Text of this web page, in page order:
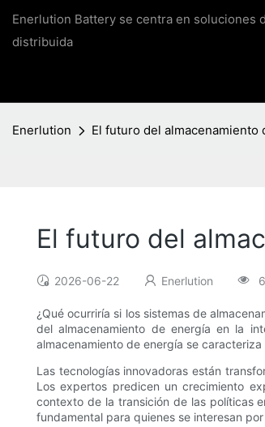
Enerlution Battery se centra en soluciones
distribuida
Enerlution El futuro del
El futuro del
2026-06-22 Enerlution
¿Qué ocurriría si los sistemas de
del almacenamiento de energía en la
almacenamiento de energía se
Las tecnologías innovadoras están
Los expertos predicen un crecimiento
contexto de la transición de las políticas
fundamental para quienes se interesan